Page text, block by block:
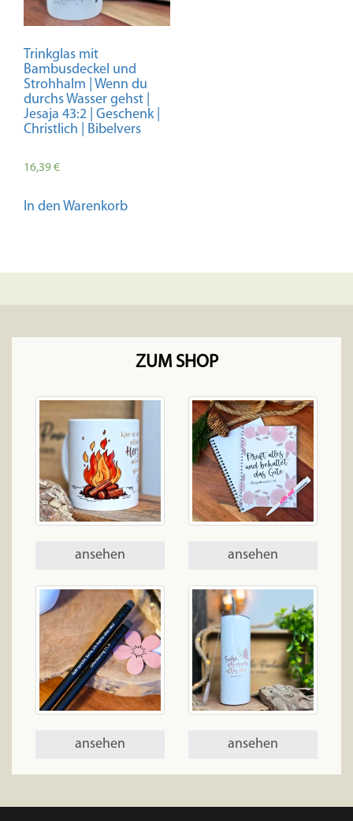
Trinkglas mit
Bambusdeckel und
Strohhalm | Wenn du
durchs Wasser gehst |
Jesaja 43:2 | Geschenk |
Christlich | Bibelvers
16,39€
In den Warenkorb
ZUM SHOP
ansehen ansehen
ansehen ansehen